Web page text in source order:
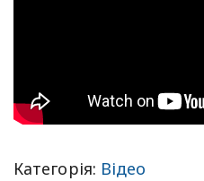
Категорія: Відео